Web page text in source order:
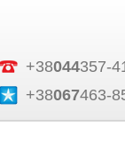
+38044357-
+38067463-